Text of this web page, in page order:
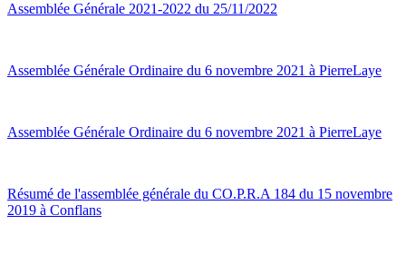
Assemblée Générale 2021-2022 du 25/11/2022
Assemblée Générale Ordinaire du 6 novembre 2021 à PierreLaye
Assemblée Générale Ordinaire du 6 novembre 2021 à PierreLaye
Résumé de l'assemblée générale du CO.P.R.A 184 du 15 novembre
2019 à Conflans